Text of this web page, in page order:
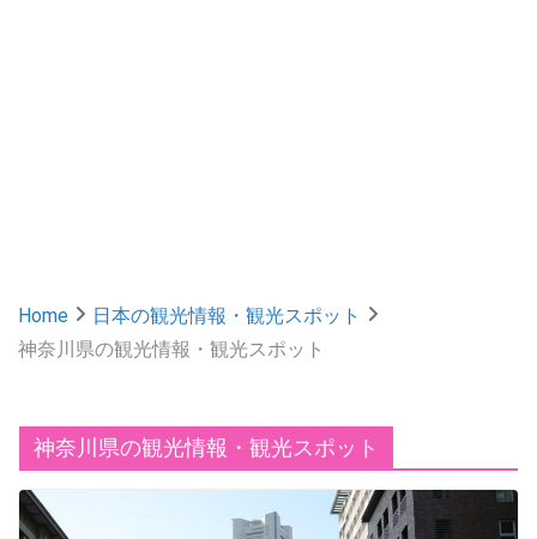
Home
日本の観光情報・観光スポット
神奈川県の観光情報・観光スポット
神奈川県の観光情報・観光スポット